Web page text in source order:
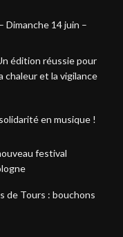
Dimanche 14 juin –
édition réussie pour
chaleur et la vigilance
en musique !
festival
de Tours : bouchons